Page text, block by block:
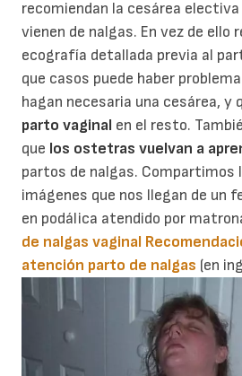
recomiendan la cesárea electiva
vienen de nalgas. En vez de ello
ecografía detallada previa al
que casos puede haber
hagan necesaria una cesárea, y
parto vaginal en el resto.
que los ostetras vuelvan a
partos de nalgas. Compartimos
imágenes que nos llegan de un
en podálica atendido por
de nalgas vaginal
atención parto de nalgas (en